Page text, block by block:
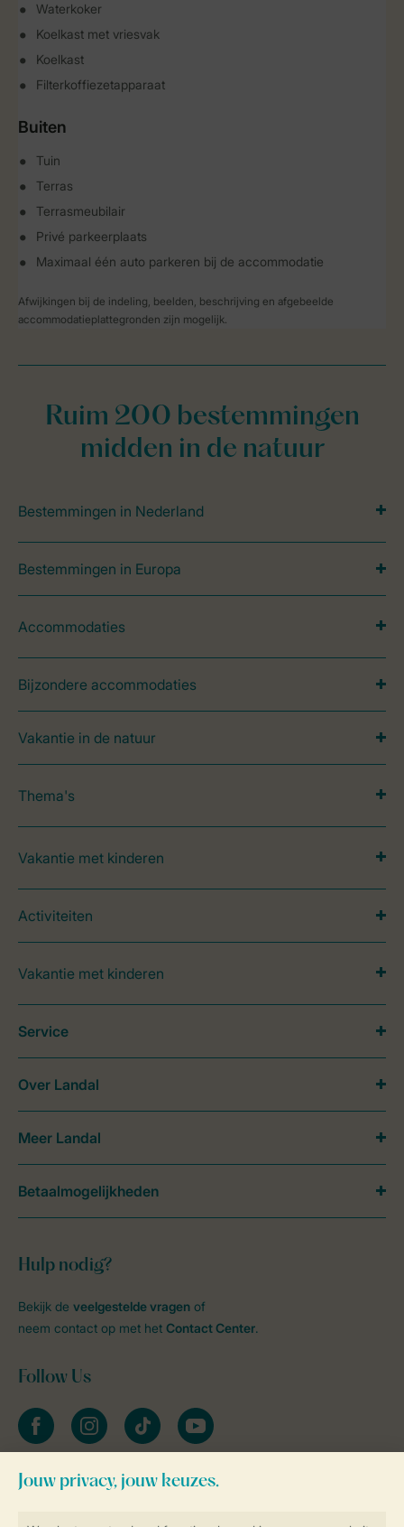
Waterkoker
Koelkast met vriesvak
Koelkast
Filterkoffiezetapparaat
Buiten
Tuin
Terras
Terrasmeubilair
Privé parkeerplaats
Maximaal één auto parkeren bij de accommodatie
Afwijkingen bij de indeling, beelden, beschrijving en afgebeelde
accommodatieplattegronden zijn mogelijk.
Ruim 200 bestemmingen
midden in de natuur
Bestemmingen in Nederland
Bestemmingen in Europa
Accommodaties
Bijzondere accommodaties
Vakantie in de natuur
Thema's
Vakantie met kinderen
Activiteiten
Vakantie met kinderen
Hulp nodig?
Bekijk de veelgestelde vragen of
neem contact op met het Contact Center.
Follow Us
facebookinstagramtiktok youtube
Blijf op de hoogte
Service
Over Landal
Meer Landal
Betaalmogelijkheden